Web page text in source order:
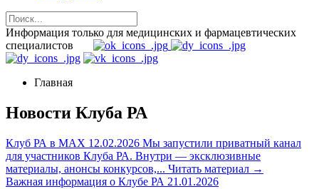
Информация только для медицинских и фармацевтических
специалистов
Главная
Новости Клуба РА
Клуб РА в MAX 12.02.2026 Мы запустили приватный канал
для участников Клуба РА. Внутри — эксклюзивные
материалы, анонсы конкурсов,... Читать материал →
Важная информация о Клубе РА 21.01.2026